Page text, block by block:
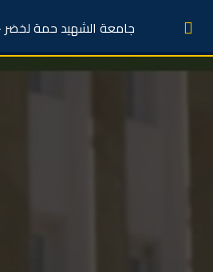
جامعة الشهيد حمة لخضر